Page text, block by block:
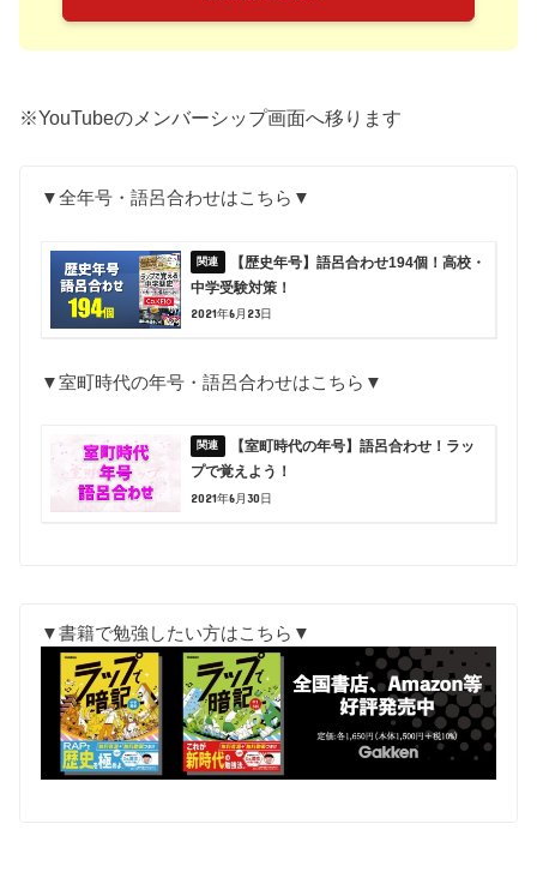
※YouTubeのメンバーシップ画面へ移ります
▼全年号・語呂合わせはこちら▼
【歴史年号】語呂合わせ194個！高校・
中学受験対策！
2021年6月23日
▼室町時代の年号・語呂合わせはこちら▼
【室町時代の年号】語呂合わせ！ラッ
プで覚えよう！
2021年6月30日
▼書籍で勉強したい方はこちら▼